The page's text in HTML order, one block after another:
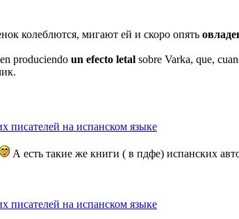
колеблются, мигают ей и скоро опять
produciendo un efecto letal sobre Varka, que,
писателей на испанском языке
А есть такие же книги ( в пдфе) испанских
писателей на испанском языке